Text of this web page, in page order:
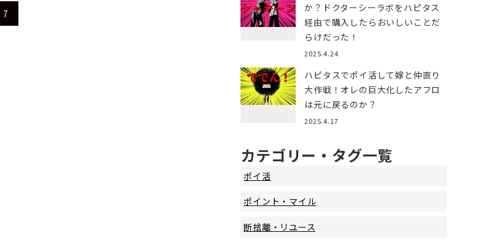
7
か？ドクターシーラボをハピタス
経由で購入したらおいしいことだ
らけだった！
2025.4.24
ハピタスでポイ活して嫁と仲直り
大作戦！オレの巨大化したアフロ
は元に戻るのか？
2025.4.17
カテゴリー・タグ一覧
ポイ活
ポイント・マイル
断捨離・リユース